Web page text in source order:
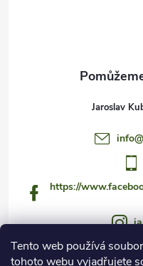
Tento web používá
tohoto webu vyjadřujete
Jaroslav
info@
https://